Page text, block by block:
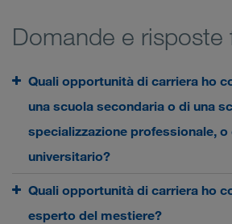
Domande e risposte
Quali opportunità di carriera ho
una scuola secondaria o di una
specializzazione professionale,
universitario?
Quali opportunità di carriera ho
esperto del mestiere?